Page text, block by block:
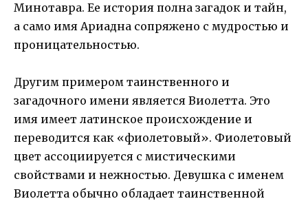
Минотавра. Ее история полна загадок и тайн,
а само имя Ариадна сопряжено с мудростью и
проницательностью.
Другим примером таинственного и
загадочного имени является Виолетта. Это
имя имеет латинское происхождение и
переводится как «фиолетовый». Фиолетовый
цвет ассоциируется с мистическими
свойствами и нежностью. Девушка с именем
Виолетта обычно обладает таинственной